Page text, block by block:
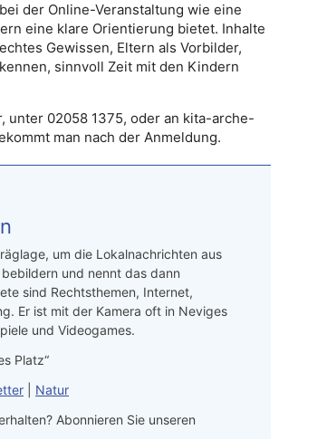
der Online-Veranstaltung wie eine
eine klare Orientierung bietet. Inhalte
Gewissen, Eltern als Vorbilder,
sinnvoll Zeit mit den Kindern
unter 02058 1375, oder an kita-arche-
man nach der Anmeldung.
um die Lokalnachrichten aus
und nennt das dann
sind Rechtsthemen, Internet,
Er ist mit der Kamera oft in Neviges
und Videogames.
Platz“
Natur
Abonnieren Sie unseren